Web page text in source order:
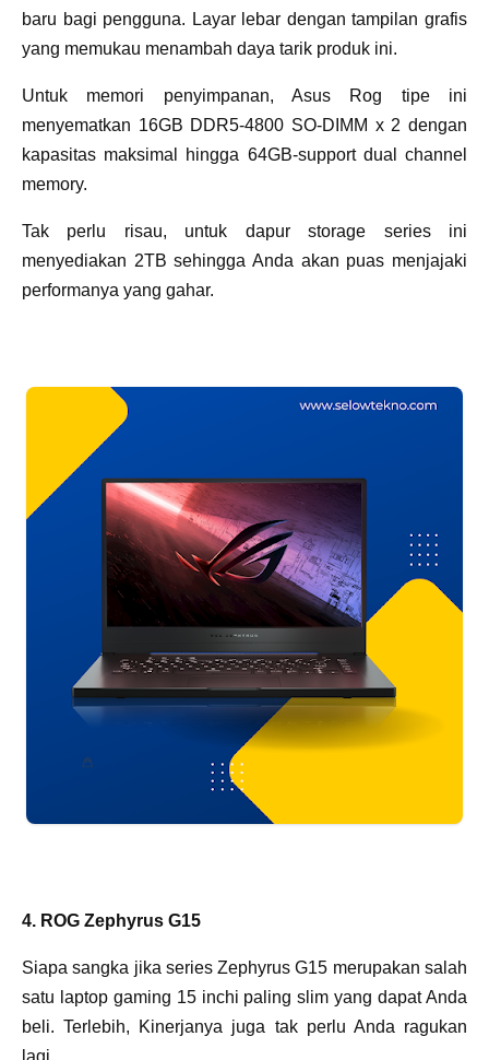
baru bagi pengguna. Layar lebar dengan tampilan grafis
yang memukau menambah daya tarik produk ini.
Untuk memori penyimpanan, Asus Rog tipe ini
menyematkan 16GB DDR5-4800 SO-DIMM x 2 dengan
kapasitas maksimal hingga 64GB-support dual channel
memory.
Tak perlu risau, untuk dapur storage series ini
menyediakan 2TB sehingga Anda akan puas menjajaki
performanya yang gahar.
4. ROG Zephyrus G15
Siapa sangka jika series Zephyrus G15 merupakan salah
satu laptop gaming 15 inchi paling slim yang dapat Anda
beli. Terlebih, Kinerjanya juga tak perlu Anda ragukan
lagi.